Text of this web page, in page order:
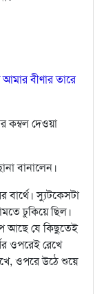
বীণার তারে
কম্বল দেওয়া
বানালেন।
বার্থে। স‍্যুটকেসটা
ঢুকিয়ে ছিল।
আছে যে কিছুতেই
ওপরেই রেখে
ওপরে উঠে শুয়ে